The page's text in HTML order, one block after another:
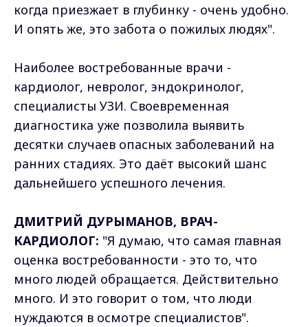
когда приезжает в глубинку - очень удобно.
И опять же, это забота о пожилых людях".
Наиболее востребованные врачи -
кардиолог, невролог, эндокринолог,
специалисты УЗИ. Своевременная
диагностика уже позволила выявить
десятки случаев опасных заболеваний на
ранних стадиях. Это даёт высокий шанс
дальнейшего успешного лечения.
ДМИТРИЙ ДУРЫМАНОВ, ВРАЧ-
КАРДИОЛОГ: "Я думаю, что самая главная
оценка востребованности - это то, что
много людей обращается. Действительно
много. И это говорит о том, что люди
нуждаются в осмотре специалистов".